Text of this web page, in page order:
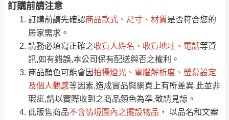
訂購前請注意
訂購前請先確認商品款式、尺寸、材質是否符合您的
居家需求。
請務必填寫正確之收貨人姓名、收貨地址、電話等資
訊,如有錯誤,本公司保有配送與否之權利。
商品顏色可能會因拍攝燈光、電腦解析度、螢幕設定
及個人觀感等因素,造成實品與網頁上有所差異,此並非
瑕疵,請以實際收到之商品顏色為準,敬請見諒。
此販售商品不含情境圖內之擺設物品 ， 以品名和文案
運 費 說 明
運送地區 運送費用
偏遠地區
（請先線上詢問 LINE
→@dershin ）
桃園 復興鄉
注意事項：
由於品項繁多，網頁無法及時更新，如有需
要購買商品，請於出發前來電或到「官方
Line客服」來信確認商品是否有「現貨」與
「金額」。
若商品價格或庫存有異常，商家有權取消訂
單。部分網路商品恕無法更改原設計或客製，敬請
見諒！
0/5 (0)筆
全部 依評論高至低排列
依評論低至高排列 只顯示附上圖片
只顯示附上評論